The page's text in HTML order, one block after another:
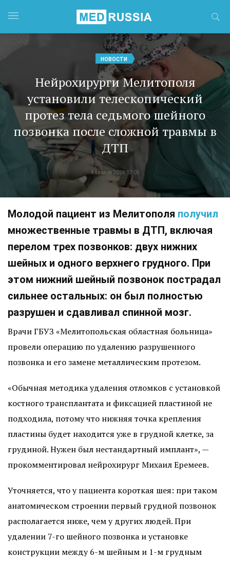
НОВОСТИ
Нейрохирурги Мелитополя
установили телескопический
протез тела седьмого шейного
позвонка после сложной травмы в
ДТП
4 января 2024 17:05
Молодой пациент из Мелитополя получил
множественные травмы в ДТП, включая
перелом трех позвонков: двух нижних
шейных и одного верхнего грудного. При
этом нижний шейный позвонок пострадал
сильнее остальных: он был полностью
разрушен и сдавливал спинной мозг.
Врачи ГБУЗ «Мелитопольская областная больница»
провели операцию по удалению разрушенного
позвонка и его замене металлическим протезом.
«Обычная методика удаления отломков с установкой
костного трансплантата и фиксацией пластиной не
подходила, потому что нижняя точка крепления
пластины будет находится уже в грудной клетке, за
грудиной. Нужен был нестандартный имплант», —
прокомментировал нейрохирург Михаил Еремеев.
Уточняется, что у пациента короткая шея: при таком
анатомическом строении первый грудной позвонок
располагается ниже, чем у других людей. При
удалении 7-го шейного позвонка и установке
конструкции между 6-м шейным и 1-м грудным